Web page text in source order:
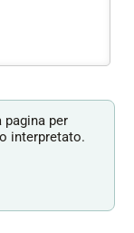
per
interpretato.